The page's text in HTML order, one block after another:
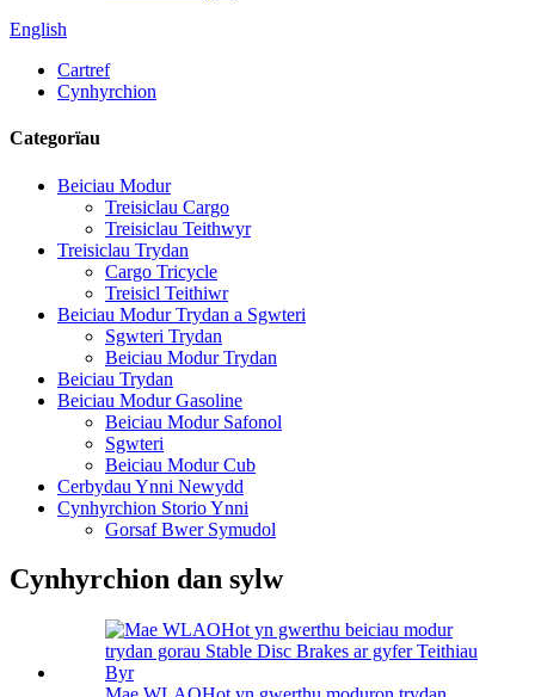
English
Cartref
Cynhyrchion
Categorïau
Beiciau Modur
Treisiclau Cargo
Treisiclau Teithwyr
Treisiclau Trydan
Cargo Tricycle
Treisicl Teithiwr
Beiciau Modur Trydan a Sgwteri
Sgwteri Trydan
Beiciau Modur Trydan
Beiciau Trydan
Beiciau Modur Gasoline
Beiciau Modur Safonol
Sgwteri
Beiciau Modur Cub
Cerbydau Ynni Newydd
Cynhyrchion Storio Ynni
Gorsaf Bwer Symudol
Cynhyrchion dan sylw